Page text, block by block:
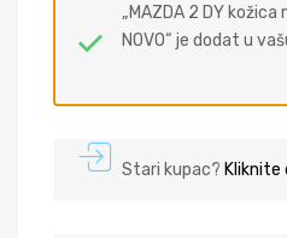
„MAZDA 2 DY
NOVO“ je dodat u
Stari kupac? Kliknite